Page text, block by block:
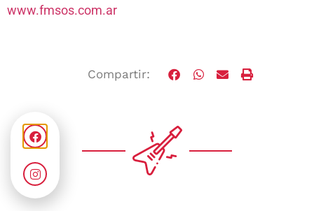
www.fmsos.com.ar
Compartir: